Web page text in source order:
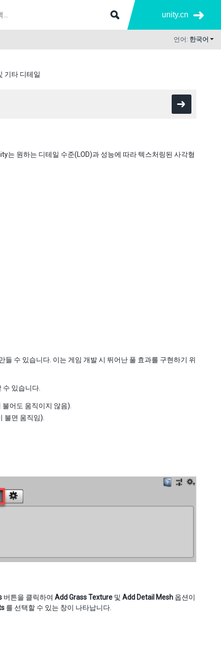
unity.cn
언어: 한국어
기타 디테일
는 원하는 디테일 수준(LOD)과 성능에 따라 텍스처링된 사각형
수 있습니다. 이는 게임 개발 시 뛰어난 풀 효과를 구현하기 위
수 있습니다.
어도 움직이지 않음).
불면 움직임).
버튼을 클릭하여 Add Grass Texture 및 Add Detail Mesh 옵션이
를 선택할 수 있는 창이 나타납니다.